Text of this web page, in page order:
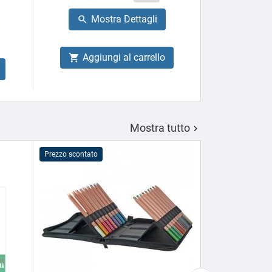
base
 Mostra Dettagli
 Aggiungi al carrello
Mostra tutto 
Prezzo scontato